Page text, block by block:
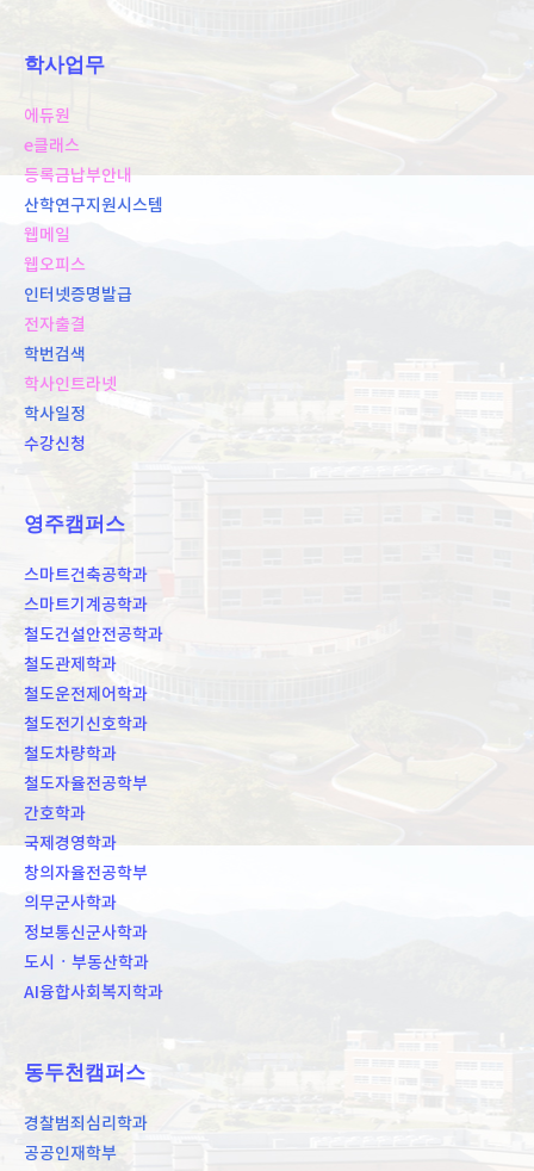
학사업무
에듀원
e클래스
등록금납부안내
산학연구지원시스템
웹메일
웹오피스
인터넷증명발급
전자출결
학번검색
학사인트라넷
학사일정
수강신청
영주캠퍼스
스마트건축공학과
스마트기계공학과
철도건설안전공학과
철도관제학과
철도운전제어학과
철도전기신호학과
철도차량학과
철도자율전공학부
간호학과
국제경영학과
창의자율전공학부
의무군사학과
정보통신군사학과
도시ㆍ부동산학과
AI융합사회복지학과
동두천캠퍼스
경찰범죄심리학과
공공인재학부